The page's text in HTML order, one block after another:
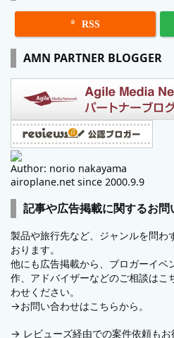
 RSS
AMN PARTNER BLOGGER
Author: norio nakayama
airoplane.net since 2000.9.9
記事や広告掲載に関するお問
製品や旅行先など、ジャンルを問わ
おります。
他にも広告掲載から、ブロガーイベ
作、アドバイザーなどのご相談はこ
わせください。
→お問い合わせはこちらから。
→ レビューズ経由での案件依頼もお